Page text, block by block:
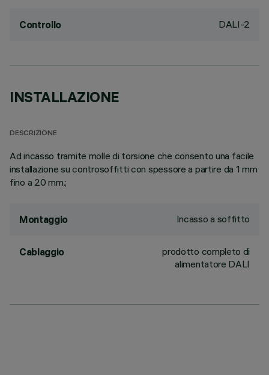
Controllo DALI-2
INSTALLAZIONE
DESCRIZIONE
Ad incasso tramite molle di torsione che consento una facile
installazione su controsoffitti con spessore a partire da 1 mm
fino a 20 mm.;
Montaggio Incasso a soffitto
Cablaggio
prodotto completo di
alimentatore DALI